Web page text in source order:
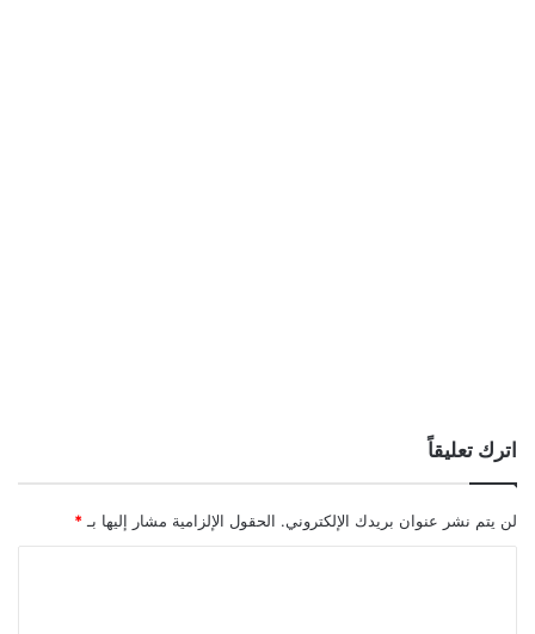
اترك تعليقاً
لن يتم نشر عنوان بريدك الإلكتروني. الحقول الإلزامية مشار إليها بـ *